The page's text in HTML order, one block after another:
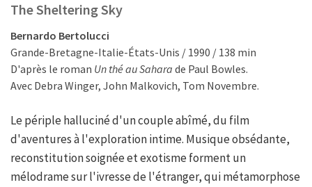
The Sheltering Sky
Bernardo Bertolucci
Grande-Bretagne-Italie-États-Unis / 1990 / 138 min
D'après le roman Un thé au Sahara de Paul Bowles.
Avec Debra Winger, John Malkovich, Tom Novembre.
Le périple halluciné d'un couple abîmé, du film
d'aventures à l'exploration intime. Musique obsédante,
reconstitution soignée et exotisme forment un
mélodrame sur l'ivresse de l'étranger, qui métamorphose